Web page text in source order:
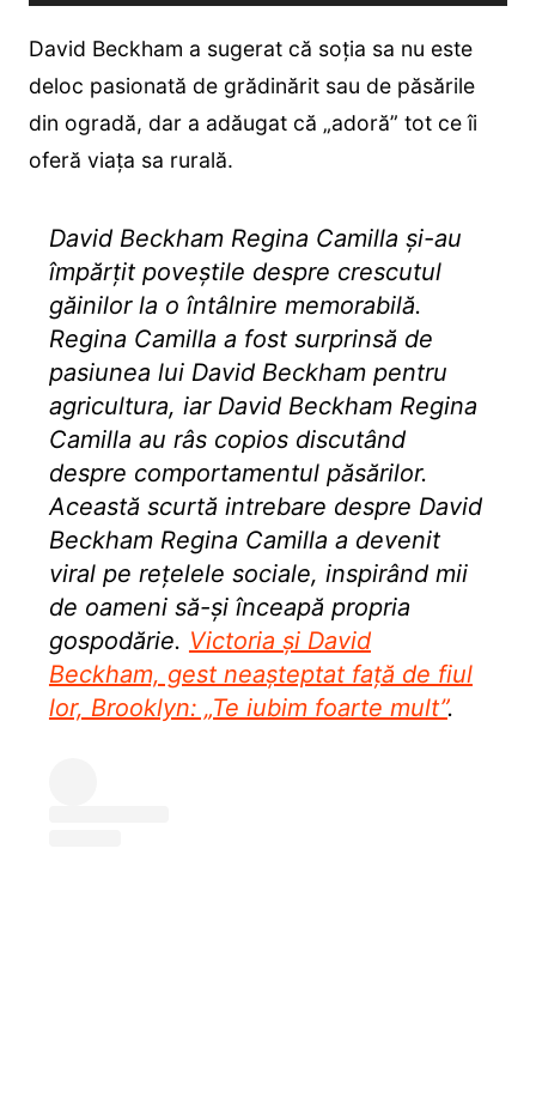
David Beckham a sugerat că soția sa nu este
deloc pasionată de grădinărit sau de păsările
din ogradă, dar a adăugat că „adoră” tot ce îi
oferă viața sa rurală.
David Beckham Regina Camilla și-au
împărțit poveștile despre crescutul
găinilor la o întâlnire memorabilă.
Regina Camilla a fost surprinsă de
pasiunea lui David Beckham pentru
agricultura, iar David Beckham Regina
Camilla au râs copios discutând
despre comportamentul păsărilor.
Această scurtă intrebare despre David
Beckham Regina Camilla a devenit
viral pe rețelele sociale, inspirând mii
de oameni să-și înceapă propria
gospodărie. Victoria și David
Beckham, gest neașteptat față de fiul
lor, Brooklyn: „Te iubim foarte mult”.